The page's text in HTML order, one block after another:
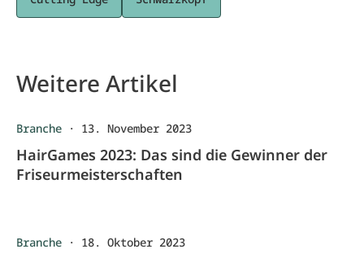
Weitere Artikel
Branche · 13. November 2023
HairGames 2023: Das sind die Gewinner der
Friseurmeisterschaften
Branche · 18. Oktober 2023